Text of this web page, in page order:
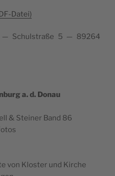
Datei)
— Schul­straße 5 — 89264
a. d. Donau
& Stein­er Band 86
von Kloster und Kirche